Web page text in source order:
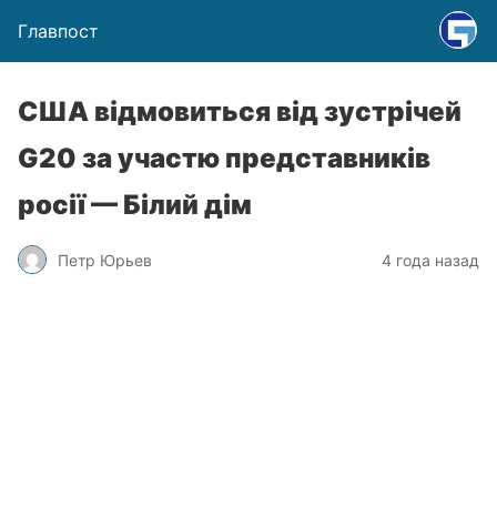
Главпост
США відмовиться від зустрічей
G20 за участю представників
росії — Білий дім
Петр Юрьев 4 года назад